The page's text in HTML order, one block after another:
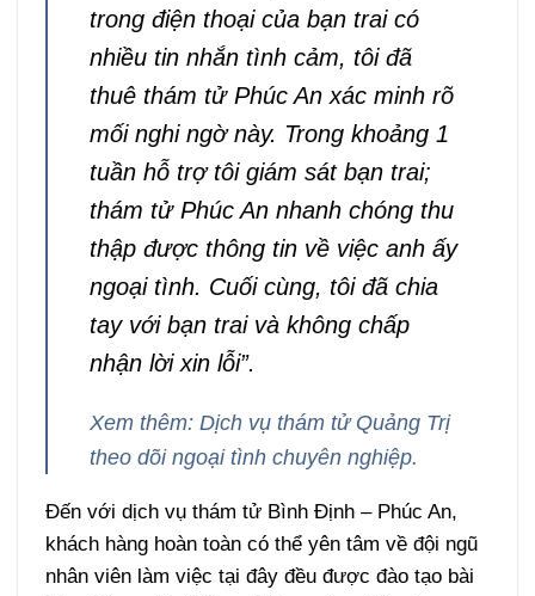
trong điện thoại của bạn trai có
nhiều tin nhắn tình cảm, tôi đã
thuê thám tử Phúc An xác minh rõ
mối nghi ngờ này. Trong khoảng 1
tuần hỗ trợ tôi giám sát bạn trai;
thám tử Phúc An nhanh chóng thu
thập được thông tin về việc anh ấy
ngoại tình. Cuối cùng, tôi đã chia
tay với bạn trai và không chấp
nhận lời xin lỗi”.
Xem thêm: Dịch vụ thám tử Quảng Trị
theo dõi ngoại tình chuyên nghiệp.
Đến với dịch vụ thám tử Bình Định – Phúc An,
khách hàng hoàn toàn có thể yên tâm về đội ngũ
nhân viên làm việc tại đây đều được đào tạo bài